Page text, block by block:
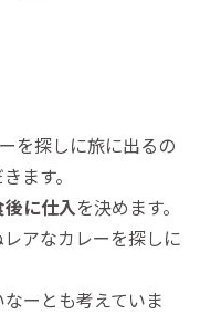
を探しに旅に出るの
ます。
後に仕入を決めます。
アなカレーを探しに
ーとも考えていま